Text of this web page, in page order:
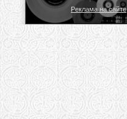
Реклама на сайте